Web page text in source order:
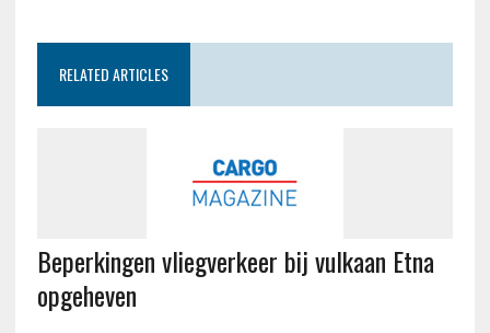
RELATED ARTICLES
Beperkingen vliegverkeer bij vulkaan Etna
opgeheven